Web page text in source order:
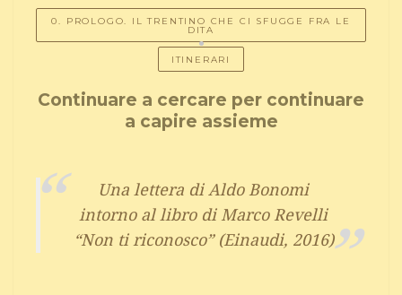
0. PROLOGO. IL TRENTINO CHE CI SFUGGE FRA LE
DITA
ITINERARI
Continuare a cercare per continuare
a capire assieme
Una lettera di Aldo Bonomi
intorno al libro di Marco Revelli
“Non ti riconosco” (Einaudi, 2016)